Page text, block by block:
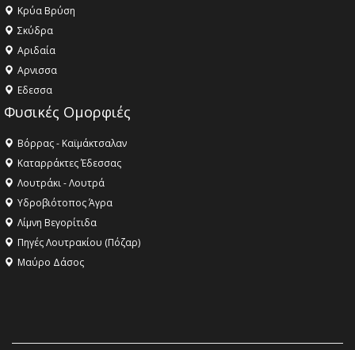
Κρύα Βρύση
Σκύδρα
Αριδαία
Aρνισσα
Eδεσσα
Φυσικές Ομορφιές
Βόρρας - Καϊμάκτσαλαν
Καταρράκτες Έδεσσας
Λουτράκι - Λουτρά
Υδροβιότοπος Άγρα
Λίμνη Βεγορίτιδα
Πηγές Λουτρακίου (Πόζαρ)
Μαύρο Δάσος